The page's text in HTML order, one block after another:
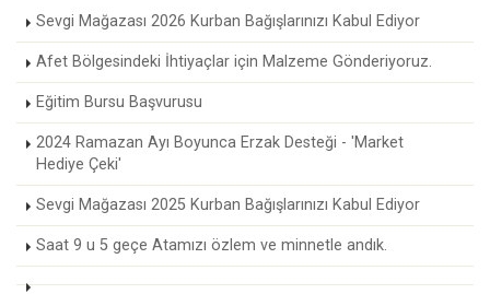
Sevgi Mağazası 2026 Kurban Bağışlarınızı Kabul Ediyor
Afet Bölgesindeki İhtiyaçlar için Malzeme Gönderiyoruz.
Eğitim Bursu Başvurusu
2024 Ramazan Ayı Boyunca Erzak Desteği - 'Market
Hediye Çeki'
Sevgi Mağazası 2025 Kurban Bağışlarınızı Kabul Ediyor
Saat 9 u 5 geçe Atamızı özlem ve minnetle andık.